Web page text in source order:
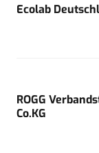
Ecolab
ROGG
Co.KG